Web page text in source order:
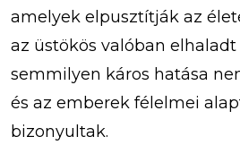
amelyek elpusztítják az
az üstökös valóban
semmilyen káros hatása
és az emberek félelmei
bizonyultak.